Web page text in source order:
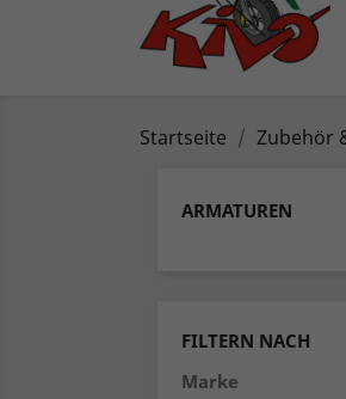
Startseite Zubehör
ARMATUREN
FILTERN NACH
Marke